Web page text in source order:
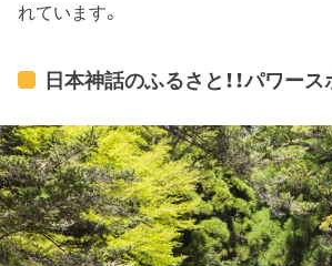
れています。
日本神話のふるさと！！パワー